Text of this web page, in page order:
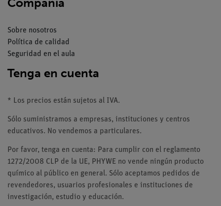
Compañía
Sobre nosotros
Política de calidad
Seguridad en el aula
Tenga en cuenta
* Los precios están sujetos al IVA.
Sólo suministramos a empresas, instituciones y centros
educativos. No vendemos a particulares.
Por favor, tenga en cuenta: Para cumplir con el reglamento
1272/2008 CLP de la UE, PHYWE no vende ningún producto
químico al público en general. Sólo aceptamos pedidos de
revendedores, usuarios profesionales e instituciones de
investigación, estudio y educación.